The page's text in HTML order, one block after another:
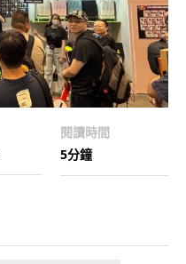
閱讀時間
5分鐘